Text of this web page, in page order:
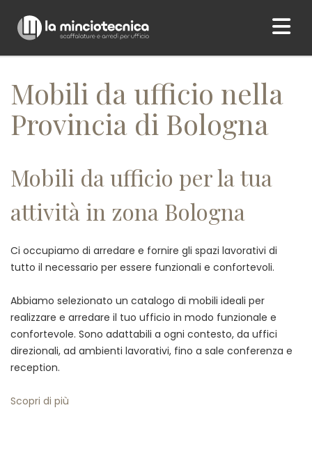
Home/ Mobili da ufficio nella Provincia di Bologna
Mobili da ufficio nella
Provincia di Bologna
Mobili da ufficio per la tua
attività in zona Bologna
Ci occupiamo di arredare e fornire gli spazi lavorativi di
tutto il necessario per essere funzionali e confortevoli.
Abbiamo selezionato un catalogo di mobili ideali per
realizzare e arredare il tuo ufficio in modo funzionale e
confortevole. Sono adattabili a ogni contesto, da uffici
direzionali, ad ambienti lavorativi, fino a sale conferenza e
reception.
Scopri di più